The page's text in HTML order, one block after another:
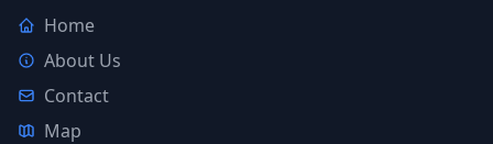
Home
About Us
Contact
Map